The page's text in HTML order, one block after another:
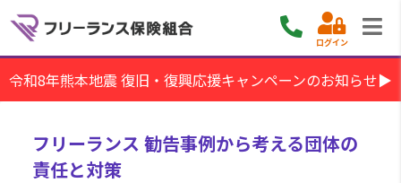
ログイン
令和8年熊本地震 復旧・復興応援キャンペーンのお知らせ▶
フリーランス 勧告事例から考える団体の
責任と対策